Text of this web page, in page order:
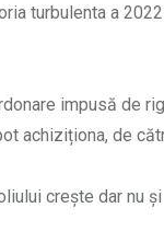
turbulenta a
impusă de
achiziționa, de
crește dar nu și